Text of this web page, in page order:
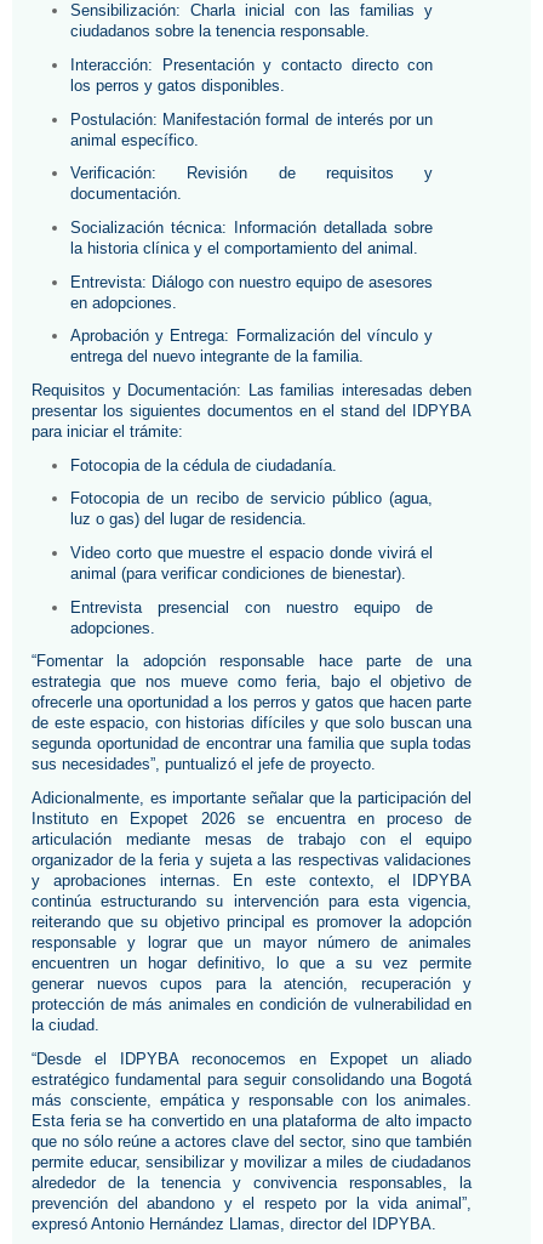
Sensibilización: Charla inicial con las familias y
ciudadanos sobre la tenencia responsable.
Interacción: Presentación y contacto directo con
los perros y gatos disponibles.
Postulación: Manifestación formal de interés por un
animal específico.
Verificación: Revisión de requisitos y
documentación.
Socialización técnica: Información detallada sobre
la historia clínica y el comportamiento del animal.
Entrevista: Diálogo con nuestro equipo de asesores
en adopciones.
Aprobación y Entrega: Formalización del vínculo y
entrega del nuevo integrante de la familia.
Requisitos y Documentación: Las familias interesadas deben
presentar los siguientes documentos en el stand del IDPYBA
para iniciar el trámite:
Fotocopia de la cédula de ciudadanía.
Fotocopia de un recibo de servicio público (agua,
luz o gas) del lugar de residencia.
Video corto que muestre el espacio donde vivirá el
animal (para verificar condiciones de bienestar).
Entrevista presencial con nuestro equipo de
adopciones.
“Fomentar la adopción responsable hace parte de una
estrategia que nos mueve como feria, bajo el objetivo de
ofrecerle una oportunidad a los perros y gatos que hacen parte
de este espacio, con historias difíciles y que solo buscan una
segunda oportunidad de encontrar una familia que supla todas
sus necesidades”, puntualizó el jefe de proyecto.
Adicionalmente, es importante señalar que la participación del
Instituto en Expopet 2026 se encuentra en proceso de
articulación mediante mesas de trabajo con el equipo
organizador de la feria y sujeta a las respectivas validaciones
y aprobaciones internas. En este contexto, el IDPYBA
continúa estructurando su intervención para esta vigencia,
reiterando que su objetivo principal es promover la adopción
responsable y lograr que un mayor número de animales
encuentren un hogar definitivo, lo que a su vez permite
generar nuevos cupos para la atención, recuperación y
protección de más animales en condición de vulnerabilidad en
la ciudad.
“Desde el IDPYBA reconocemos en Expopet un aliado
estratégico fundamental para seguir consolidando una Bogotá
más consciente, empática y responsable con los animales.
Esta feria se ha convertido en una plataforma de alto impacto
que no sólo reúne a actores clave del sector, sino que también
permite educar, sensibilizar y movilizar a miles de ciudadanos
alrededor de la tenencia y convivencia responsables, la
prevención del abandono y el respeto por la vida animal”,
expresó Antonio Hernández Llamas, director del IDPYBA.